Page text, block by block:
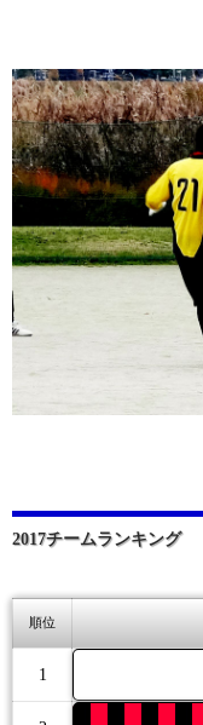
2017チームランキング
順位
1